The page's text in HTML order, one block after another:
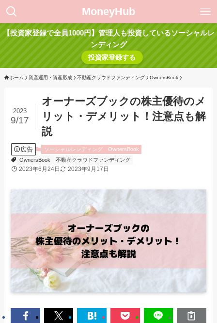
MoneyHub
【投資家登録で全員1000円】管理人も投資しているソーシャルレ
ンディング
投資家登録する
ホーム 資産運用・資産形成 不動産クラウドファンディング OwnersBook
オーナーズブックの株主優待のメ
リット・デメリット！注意点も解
説
2023
9/17
広告 ソーシャルレンディング
OwnersBook
OwnersBook
不動産クラウドファンディング
2023年6月24日 2023年9月17日